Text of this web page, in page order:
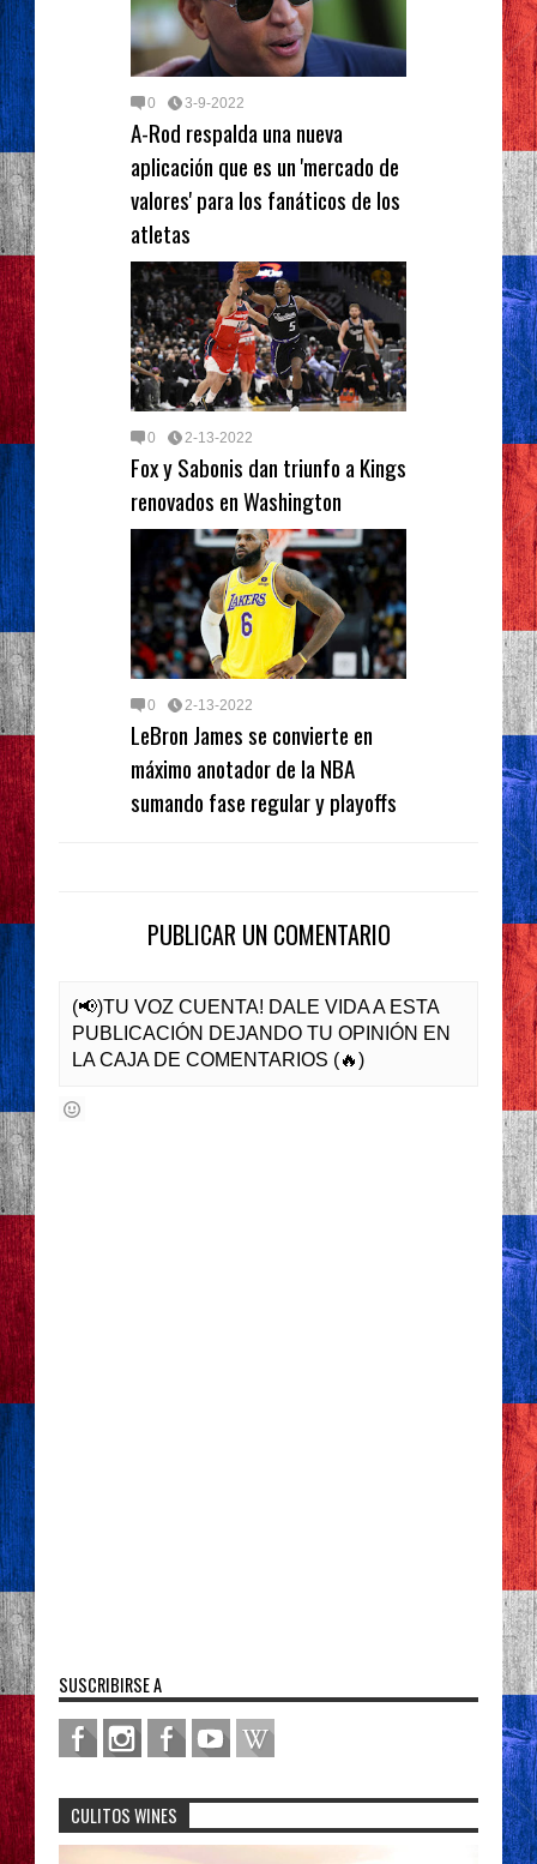
0 3-9-2022
A-Rod respalda una nueva
aplicación que es un 'mercado de
valores' para los fanáticos de los
atletas
0 2-13-2022
Fox y Sabonis dan triunfo a Kings
renovados en Washington
0 2-13-2022
LeBron James se convierte en
máximo anotador de la NBA
sumando fase regular y playoffs
PUBLICAR UN COMENTARIO
(📢)TU VOZ CUENTA! DALE VIDA A ESTA
PUBLICACIÓN DEJANDO TU OPINIÓN EN
LA CAJA DE COMENTARIOS (🔥)
SUSCRIBIRSE A
CULITOS WINES